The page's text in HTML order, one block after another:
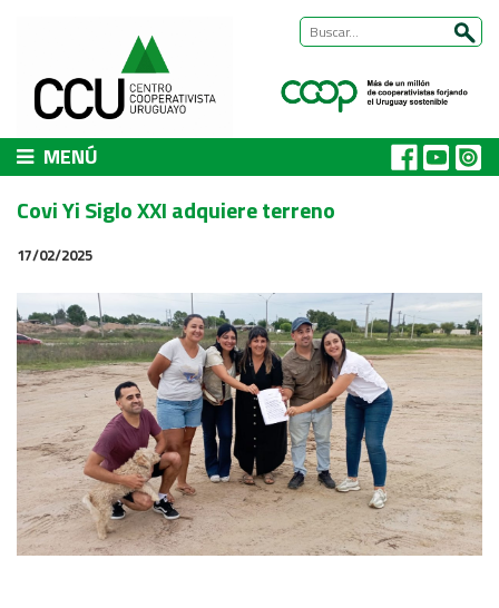
MENÚ
Presentación
Nuestra historia
Autoridades y equipo
ÁREAS DE TRABAJO
Cómo trabajamos
Área Habitat
Acerca del Área
Programas
Trabajos
Área Rural
Acerca del Área
Covi Yi Siglo XXI adquiere terreno
17/02/2025